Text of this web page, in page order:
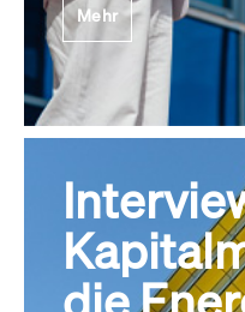
Mehr